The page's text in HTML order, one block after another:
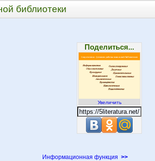
библиотеки
Поделиться...
Увеличить
Информационная функция >>